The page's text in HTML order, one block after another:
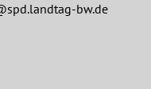
bw.de